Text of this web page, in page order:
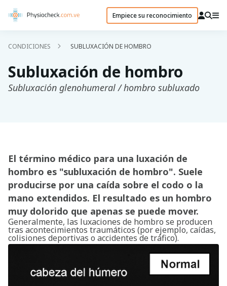
Empiece su reconocimiento
CONDICIONES SUBLUXACIÓN DE HOMBRO
Subluxación de hombro
Subluxación glenohumeral / hombro subluxado
El término médico para una luxación de
hombro es "subluxación de hombro". Suele
producirse por una caída sobre el codo o la
mano extendidos. El resultado es un hombro
muy dolorido que apenas se puede mover.
Generalmente, las luxaciones de hombro se producen
tras acontecimientos traumáticos (por ejemplo, caídas,
colisiones deportivas o accidentes de tráfico).